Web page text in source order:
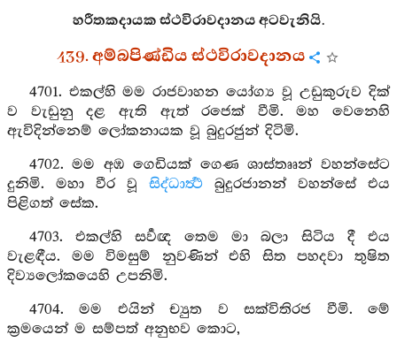
හරීතකදායක ස්ථවිරාවදානය අටවැනියි.
439. අම්බපිණ්ඩිය ස්ථවිරාවදානය
4701. එකල්හි මම රාජවාහන යෝග්‍ය වූ උඩුකුරුව දික්
ව වැඩුනු දළ ඇති ඇත් රජෙක් වීමි. මහ වෙනෙහි
ඇවිදින්නෙම් ලෝකනායක වූ බුදුරජුන් දිටිමි.
4702. මම අඹ ගෙඩියක් ගෙණ ශාස්තෲන් වහන්සේට
දුනිමි. මහා වීර වූ සිද්ධාර්‍ත්‍ථ බුදුරජානන් වහන්සේ එය
පිළිගත් සේක.
4703. එකල්හි සර්‍වඥ තෙම මා බලා සිටිය දී එය
වැළඳීය. මම විමසුම් නුවණින් එහි සිත පහදවා තුෂිත
දිව්‍යලෝකයෙහි උපනිමි.
4704. මම එයින් ච්‍යුත ව සක්විතිරජ වීමි. මේ
ක්‍රමයෙන් ම සම්පත් අනුභව කොට,